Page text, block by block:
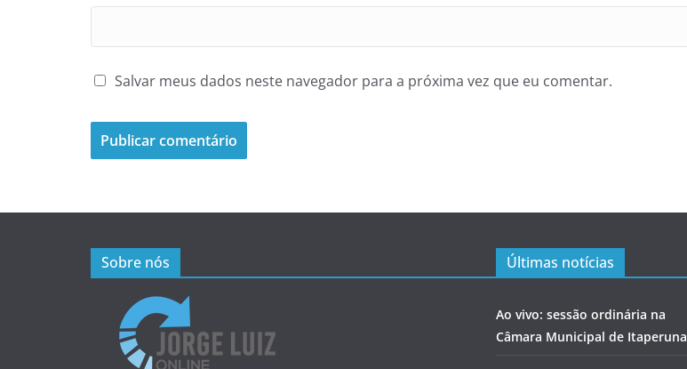
Salvar meus dados neste navegador para a próxima vez que eu comentar.
Sobre nós Últimas notícias
Ao vivo: sessão ordinária na
Câmara Municipal de Itaperuna